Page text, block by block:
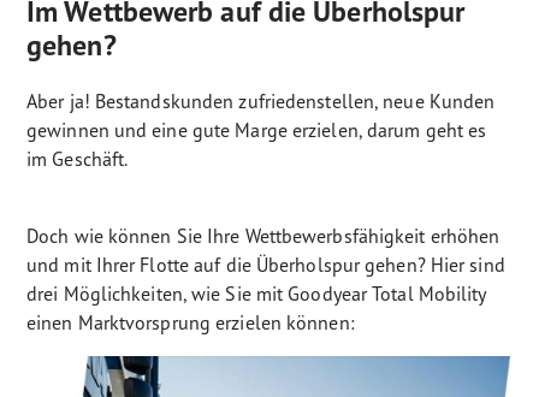
Im Wettbewerb auf die Überholspur
gehen?
Aber ja! Bestandskunden zufriedenstellen, neue Kunden
gewinnen und eine gute Marge erzielen, darum geht es
im Geschäft.
Doch wie können Sie Ihre Wettbewerbsfähigkeit erhöhen
und mit Ihrer Flotte auf die Überholspur gehen? Hier sind
drei Möglichkeiten, wie Sie mit Goodyear Total Mobility
einen Marktvorsprung erzielen können: